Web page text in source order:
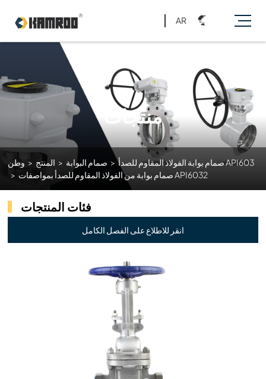
AR
منتجات
وطن > المنتج > صمام البوابة >
صمام بوابة الفولاذ المقاوم للصدأ API603
>
صمام بوابة من الفولاذ المقاوم للصدأ بمواصفات API6032
فئات المنتجات
انقر للاطلاع على الفصل الكامل